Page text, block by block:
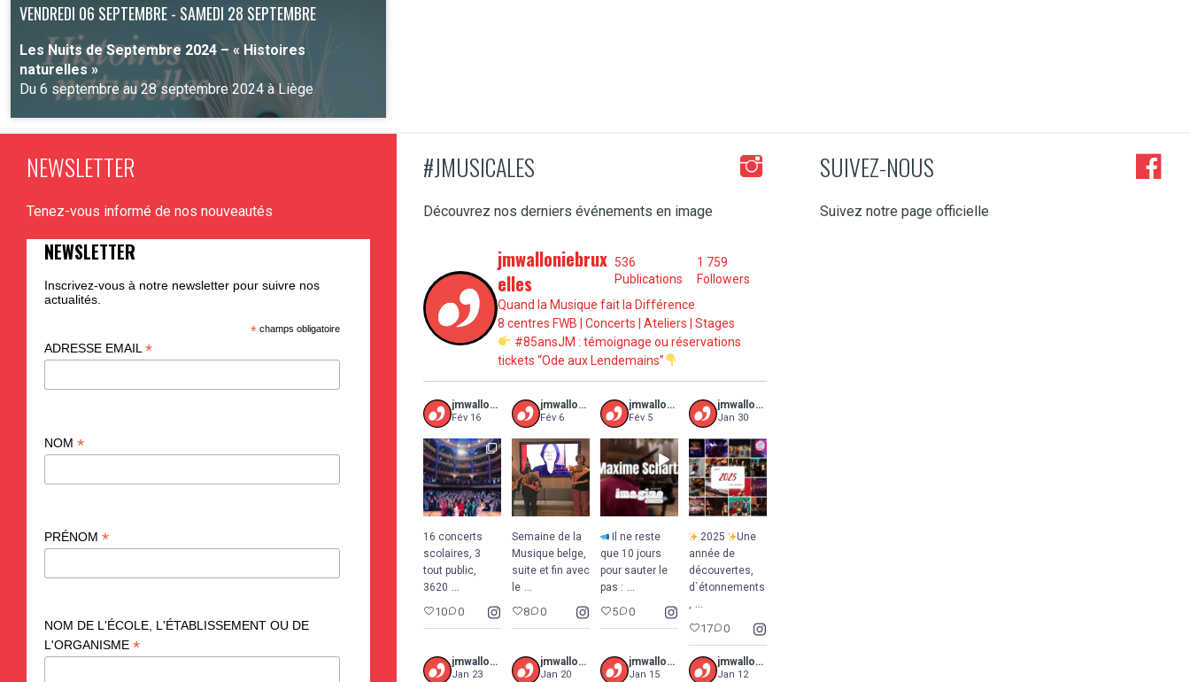
VENDREDI 06 SEPTEMBRE - SAMEDI 28 SEPTEMBRE
Les Nuits de Septembre 2024 – « Histoires
naturelles »
Du 6 septembre au 28 septembre 2024 à Liège
NEWSLETTER
Tenez-vous informé de nos nouveautés
NEWSLETTER
Inscrivez-vous à notre newsletter pour suivre nos
actualités.
* champs obligatoire
ADRESSE EMAIL *
NOM *
PRÉNOM *
NOM DE L'ÉCOLE, L'ÉTABLISSEMENT OU DE
L'ORGANISME *
#JMUSICALES
Découvrez nos derniers événements en image
jmwalloniebrux
elles
536
Publications
1 759
Followers
Quand la Musique fait la Différence
8 centres FWB | Concerts | Ateliers | Stages
#85ansJM : témoignage ou réservations
tickets “Ode aux Lendemains”
jmwalloniebruxelles
Fév 16
16 concerts
scolaires, 3
tout public,
3620 ...
10 0
jmwalloniebruxelles
Fév 6
Semaine de la
Musique belge,
suite et fin avec
le ...
8 0
jmwalloniebruxelles
Fév 5
Il ne reste
que 10 jours
pour sauter le
pas : ...
5 0
jmwalloniebruxelles
Jan 30
2025
Une
année de
découvertes,
d`étonnements
, ...
17 0
jmwalloniebruxelles
Jan 23
jmwalloniebruxelles
Jan 20
jmwalloniebruxelles
Jan 15
jmwalloniebruxelles
Jan 12
SUIVEZ-NOUS
Suivez notre page officielle